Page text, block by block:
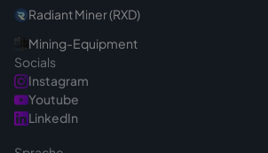
Radiant Miner (RXD)
Mining-Equipment
Socials
Instagram
Youtube
LinkedIn